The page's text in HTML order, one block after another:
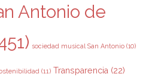
Antonio de
sociedad musical San Antonio (10)
(11) Transparencia (22)